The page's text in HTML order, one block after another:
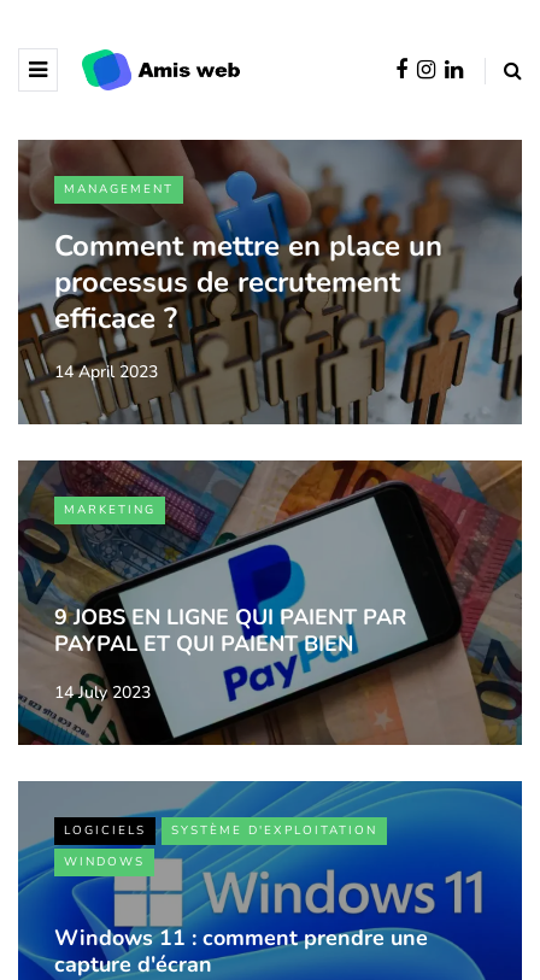
MANAGEMENT
Comment mettre en place un
processus de recrutement
efficace ?
14 April 2023
MARKETING
9 JOBS EN LIGNE QUI PAIENT PAR
PAYPAL ET QUI PAIENT BIEN
14 July 2023
LOGICIELS
SYSTÈME D'EXPLOITATION
WINDOWS
Windows 11 : comment prendre une
capture d'écran